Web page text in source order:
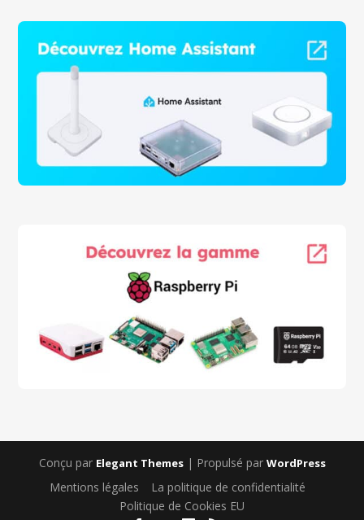
Conçu par Elegant Themes| Propulsé par WordPress
Mentions légales
La politique de confidentialité
Politique de Cookies EU